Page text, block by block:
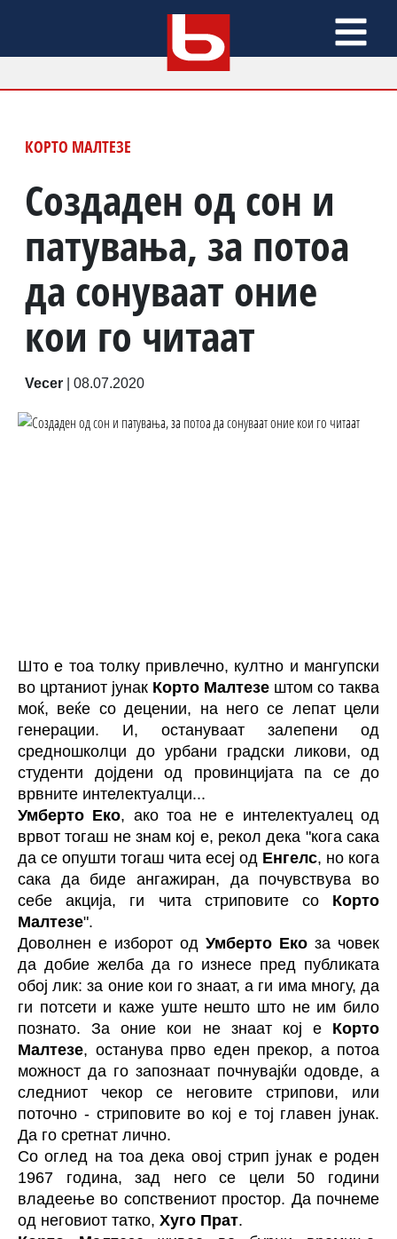
КОРТО МАЛТЕЗЕ
Создаден од сон и
патувања, за потоа
да сонуваат оние
кои го читаат
Vecer 08.07.2020
Што е тоа толку привлечно, култно и мангупски
во цртаниот јунак Корто Малтезе штом со таква
моќ, веќе со децении, на него се лепат цели
генерации. И, остануваат залепени од
средношколци до урбани градски ликови, од
студенти дојдени од провинцијата па се до
врвните интелектуалци...
Умберто Еко, ако тоа не е интелектуалец од
врвот тогаш не знам кој е, рекол дека "кога сака
да се опушти тогаш чита есеј од Енгелс, но кога
сака да биде ангажиран, да почувствува во
себе акција, ги чита стриповите со Корто
Малтезе".
Доволнен е изборот од Умберто Еко за човек
да добие желба да го изнесе пред публиката
обој лик: за оние кои го знаат, а ги има многу, да
ги потсети и каже уште нешто што не им било
познато. За оние кои не знаат кој е Корто
Малтезе, останува прво еден прекор, а потоа
можност да го запознаат почнувајќи одовде, а
следниот чекор се неговите стрипови, или
поточно - стриповите во кој е тој главен јунак.
Да го сретнат лично.
Со оглед на тоа дека овој стрип јунак е роден
1967 година, зад него се цели 50 години
владеење во сопствениот простор. Да почнеме
од неговиот татко, Хуго Прат.